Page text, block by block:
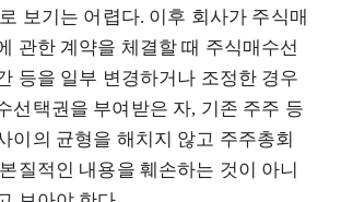
보기는 어렵다. 이후 회사가 주식매
관한 계약을 체결할 때 주식매수선
등을 일부 변경하거나 조정한 경우
선택권을 부여받은 자, 기존 주주 등
이의 균형을 해치지 않고 주주총회
질적인 내용을 훼손하는 것이 아니